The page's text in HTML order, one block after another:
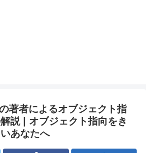
著者によるオブジェクト指
説 | オブジェクト指向をき
あなたへ